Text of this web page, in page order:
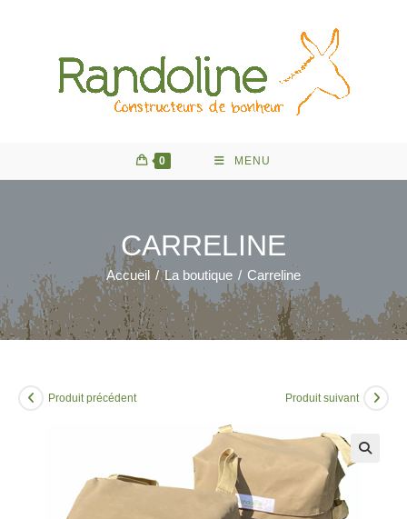
0 MENU
CARRELINE
Accueil / La boutique / Carreline
Produit précédent Produit suivant